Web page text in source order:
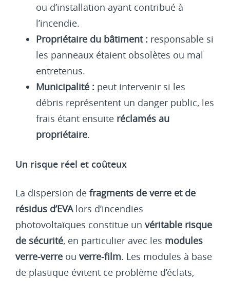
ou d’installation ayant contribué à
l’incendie.
Propriétaire du bâtiment : responsable si
les panneaux étaient obsolètes ou mal
entretenus.
Municipalité : peut intervenir si les
débris représentent un danger public, les
frais étant ensuite réclamés au
propriétaire.
Un risque réel et coûteux
La dispersion de fragments de verre et de
résidus d’EVAlors d’incendies
photovoltaïques constitue un véritable risque
de sécurité, en particulier avec les modules
verre-verre ou verre-film. Les modules à base
de plastique évitent ce problème d’éclats,